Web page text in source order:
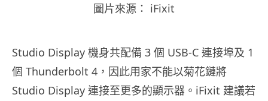
圖片來源： iFixit
Studio Display 機身共配備 3 個 USB-C 連接埠及 1
個 Thunderbolt 4，因此用家不能以菊花鏈將
Studio Display 連接至更多的顯示器。iFixit 建議若